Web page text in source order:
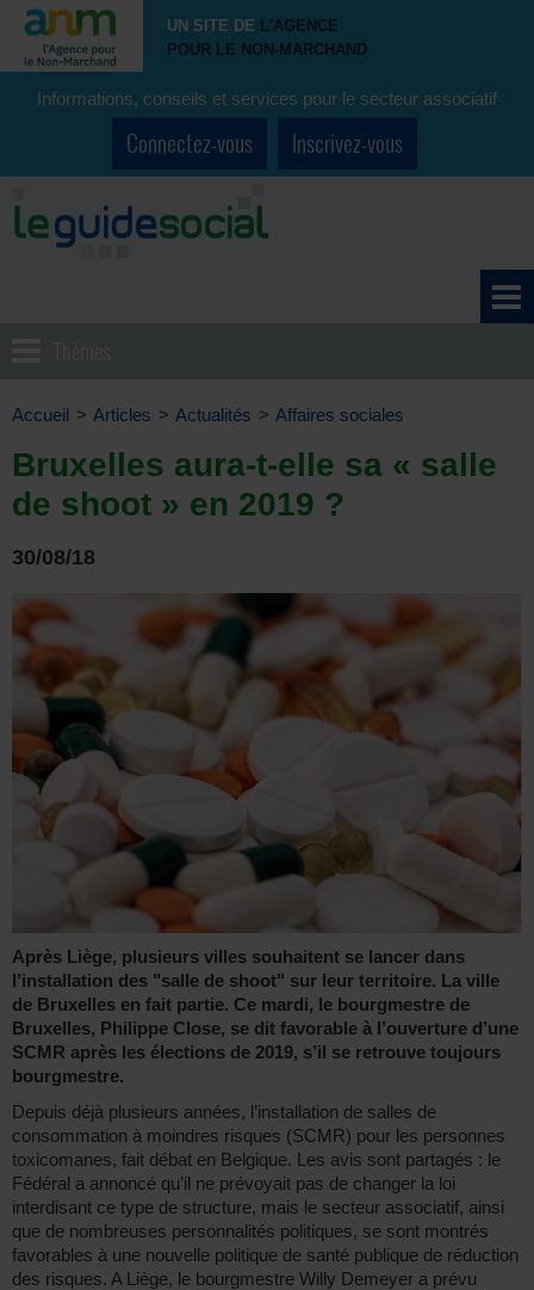
UN SITE DE L'AGENCE
POUR LE NON-MARCHAND
Informations, conseils et services pour le secteur associatif
Connectez-vous Inscrivez-vous
Accueil > Articles > Actualités > Affaires sociales
Bruxelles aura-t-elle sa « salle
de shoot » en 2019 ?
30/08/18
Après Liège, plusieurs villes souhaitent se lancer dans
l’installation des "salle de shoot" sur leur territoire. La ville
de Bruxelles en fait partie. Ce mardi, le bourgmestre de
Bruxelles, Philippe Close, se dit favorable à l’ouverture d’une
SCMR après les élections de 2019, s’il se retrouve toujours
bourgmestre.
Depuis déjà plusieurs années, l’installation de salles de
consommation à moindres risques (SCMR) pour les personnes
toxicomanes, fait débat en Belgique. Les avis sont partagés : le
Fédéral a annoncé qu’il ne prévoyait pas de changer la loi
interdisant ce type de structure, mais le secteur associatif, ainsi
que de nombreuses personnalités politiques, se sont montrés
favorables à une nouvelle politique de santé publique de réduction
des risques. A Liège, le bourgmestre Willy Demeyer a prévu